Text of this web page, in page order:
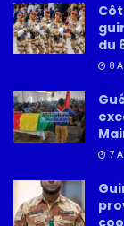
du
8
7